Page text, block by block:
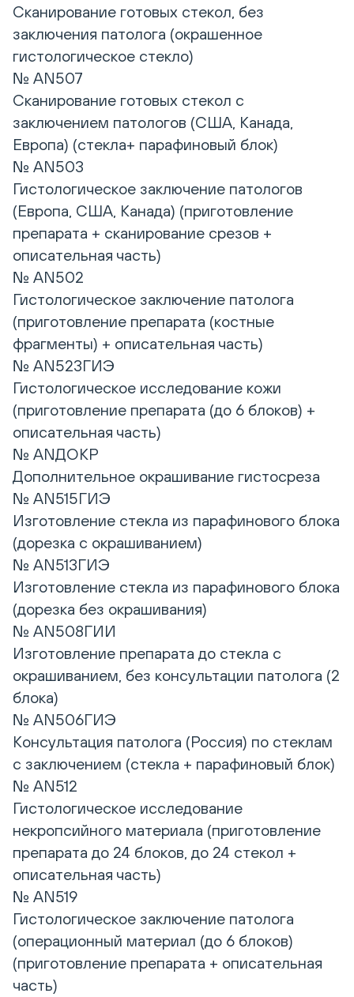
Сканирование готовых стекол, без
заключения патолога (окрашенное
гистологическое стекло)
№ AN507
Сканирование готовых стекол с
заключением патологов (США, Канада,
Европа) (стекла+ парафиновый блок)
№ AN503
Гистологическое заключение патологов
(Европа, США, Канада) (приготовление
препарата + сканирование срезов +
описательная часть)
№ AN502
Гистологическое заключение патолога
(приготовление препарата (костные
фрагменты) + описательная часть)
№ AN523ГИЭ
Гистологическое исследование кожи
(приготовление препарата (до 6 блоков) +
описательная часть)
№ ANДОКР
Дополнительное окрашивание гистосреза
№ AN515ГИЭ
Изготовление стекла из парафинового блока
(дорезка с окрашиванием)
№ AN513ГИЭ
Изготовление стекла из парафинового блока
(дорезка без окрашивания)
№ AN508ГИИ
Изготовление препарата до стекла с
окрашиванием, без консультации патолога (2
блока)
№ AN506ГИЭ
Консультация патолога (Россия) по стеклам
с заключением (стекла + парафиновый блок)
№ AN512
Гистологическое исследование
некропсийного материала (приготовление
препарата до 24 блоков, до 24 стекол +
описательная часть)
№ AN519
Гистологическое заключение патолога
(операционный материал (до 6 блоков)
(приготовление препарата + описательная
часть)